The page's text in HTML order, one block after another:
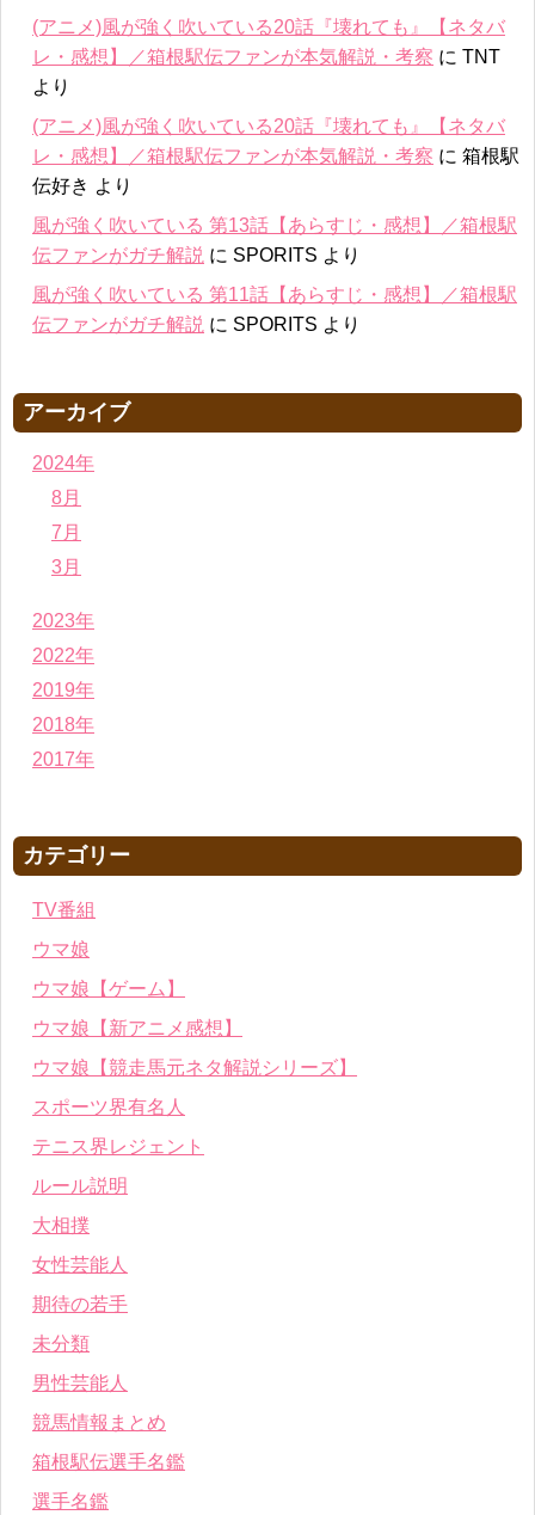
(アニメ)風が強く吹いている20話『壊れても』【ネタバ
レ・感想】／箱根駅伝ファンが本気解説・考察 に TNT
より
(アニメ)風が強く吹いている20話『壊れても』【ネタバ
レ・感想】／箱根駅伝ファンが本気解説・考察 に 箱根駅
伝好き より
風が強く吹いている 第13話【あらすじ・感想】／箱根駅
伝ファンがガチ解説 に SPORITS より
風が強く吹いている 第11話【あらすじ・感想】／箱根駅
伝ファンがガチ解説 に SPORITS より
アーカイブ
2024年
8月
7月
3月
2023年
2022年
2019年
2018年
2017年
カテゴリー
TV番組
ウマ娘
ウマ娘【ゲーム】
ウマ娘【新アニメ感想】
ウマ娘【競走馬元ネタ解説シリーズ】
スポーツ界有名人
テニス界レジェント
ルール説明
大相撲
女性芸能人
期待の若手
未分類
男性芸能人
競馬情報まとめ
箱根駅伝選手名鑑
選手名鑑